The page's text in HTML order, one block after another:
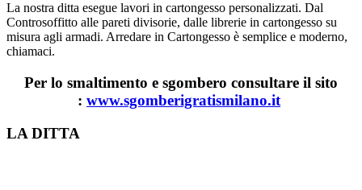
La nostra ditta esegue lavori in cartongesso personalizzati. Dal
Controsoffitto alle pareti divisorie, dalle librerie in cartongesso su
misura agli armadi. Arredare in Cartongesso è semplice e moderno,
chiamaci.
Per lo smaltimento e sgombero consultare il sito
: www.sgomberigratismilano.it
Footer
LA DITTA